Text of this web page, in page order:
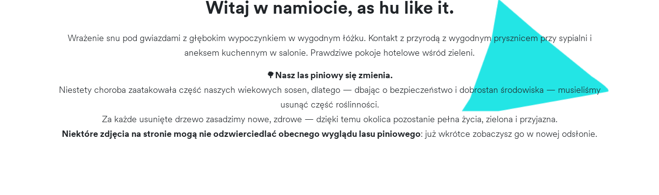
Witaj w namiocie, as hu like it.
Wrażenie snu pod gwiazdami z głębokim wypoczynkiem w wygodnym łóżku. Kontakt z przyrodą z wygodnym prysznicem przy sypialni i
aneksem kuchennym w salonie. Prawdziwe pokoje hotelowe wśród zieleni.
🌳 Nasz las piniowy się zmienia.
Niestety choroba zaatakowała część naszych wiekowych sosen, dlatego — dbając o bezpieczeństwo i dobrostan środowiska — musieliśmy
usunąć część roślinności.
Za każde usunięte drzewo zasadzimy nowe, zdrowe — dzięki temu okolica pozostanie pełna życia, zielona i przyjazna.
Niektóre zdjęcia na stronie mogą nie odzwierciedlać obecnego wyglądu lasu piniowego: już wkrótce zobaczysz go w nowej odsłonie.